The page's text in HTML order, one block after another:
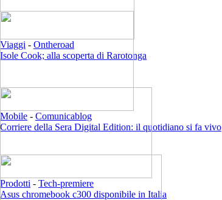
Viaggi - Ontheroad
Isole Cook; alla scoperta di Rarotonga
Mobile - Comunicablog
Corriere della Sera Digital Edition: il quotidiano si fa vivo
Prodotti - Tech-premiere
Asus chromebook c300 disponibile in Italia